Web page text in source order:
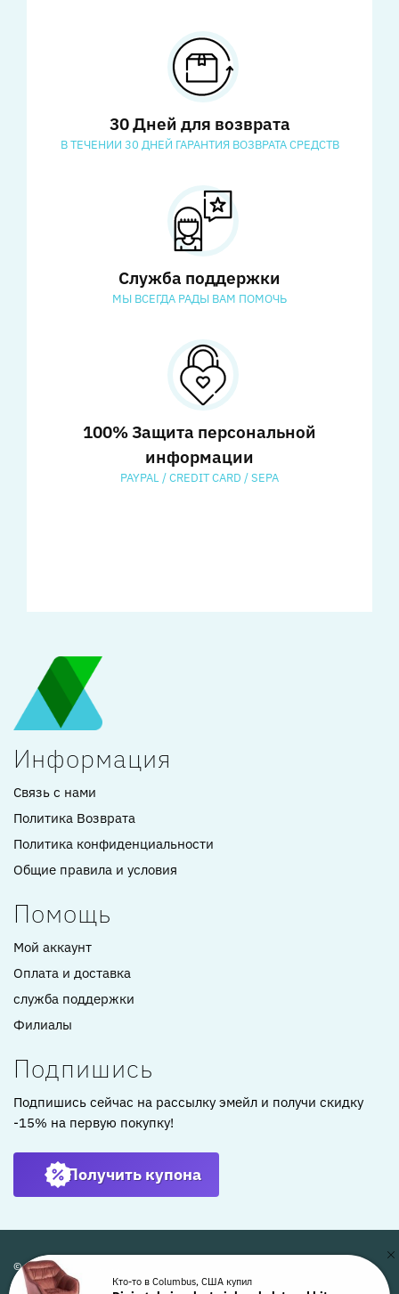
30 Дней для возврата
В ТЕЧЕНИИ 30 ДНЕЙ ГАРАНТИЯ ВОЗВРАТА СРЕДСТВ
Служба поддержки
МЫ ВСЕГДА РАДЫ ВАМ ПОМОЧЬ
100% Защита персональной
информации
PAYPAL / CREDIT CARD / SEPA
Информация
Связь с нами
Политика Возврата
Политика конфиденциальности
Общие правила и условия
Помощь
Мой аккаунт
Оплата и доставка
служба поддержки
Филиалы
Подпишись
Подпишись сейчас на рассылку эмейл и получи скидку
-15% на первую покупку!
Получить купона
© ARTKOMFORT 2022
Кто-то в Columbus, США купил